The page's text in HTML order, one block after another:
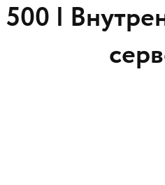
500 |